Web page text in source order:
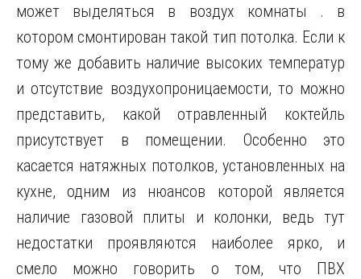
может выделяться в воздух комнаты . в
котором смонтирован такой тип потолка. Если к
тому же добавить наличие высоких температур
и отсутствие воздухопроницаемости, то можно
представить, какой отравленный коктейль
присутствует в помещении. Особенно это
касается натяжных потолков, установленных на
кухне, одним из нюансов которой является
наличие газовой плиты и колонки, ведь тут
недостатки проявляются наиболее ярко, и
смело можно говорить о том, что ПВХ